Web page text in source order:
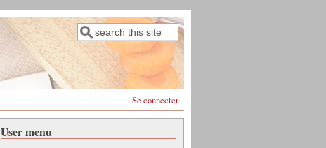
Formulaire de recherche
Rechercher
Se connecter
User menu